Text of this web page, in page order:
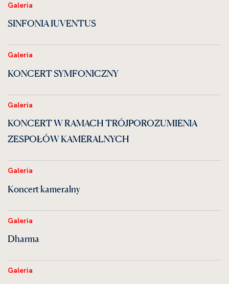
Galeria
SINFONIA IUVENTUS
Galeria
KONCERT SYMFONICZNY
Galeria
KONCERT W RAMACH TRÓJPOROZUMIENIA
ZESPOŁÓW KAMERALNYCH
Galeria
Koncert kameralny
Galeria
Dharma
Galeria